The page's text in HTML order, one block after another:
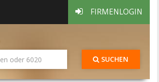
FIRMENLOGIN
SUCHEN